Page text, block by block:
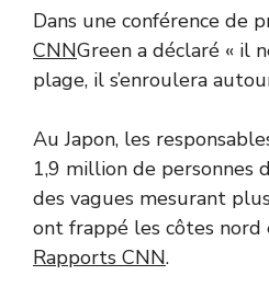
Dans une conférence de
CNNGreen a déclaré « il
plage, il s’enroulera
Au Japon, les
1,9 million de personnes
des vagues mesurant
ont frappé les côtes nord
Rapports CNN.